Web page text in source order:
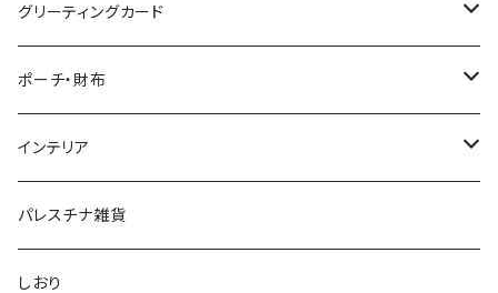
グリーティングカード
クリスマスカード
グリーティングカード
ポーチ・財布
財布
ポーチ
メガネ・ペンケース
インテリア
ランチョンマット
タペストリー
パレスチナ雑貨
しおり